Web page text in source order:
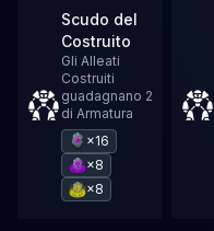
Scudo del
Costruito
Gli Alleati
Costruiti
guadagnano 2
di Armatura
×16
×8
×8